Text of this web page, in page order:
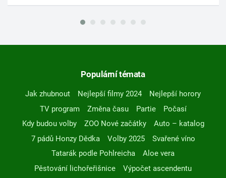
Populární témata
Jak zhubnout Nejlepší filmy 2024
Nejlepší horory
TV program
Změna času Partie
Počasí
Kdy budou volby
ZOO Nové začátky
Auto – katalog
7 pádů Honzy Dědka
Volby 2025
Svařené víno
Tatarák podle Pohlreicha
Aloe vera
Pěstování lichořeřišnice
Výpočet ascendentu